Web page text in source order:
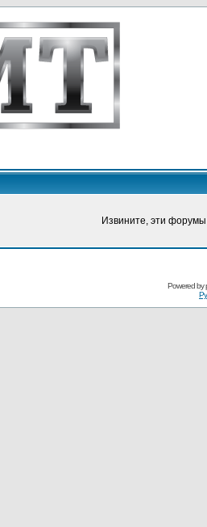
Извините, эти
Powered by